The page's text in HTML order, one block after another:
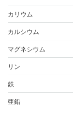
カリウム
カルシウム
マグネシウム
リン
鉄
亜鉛